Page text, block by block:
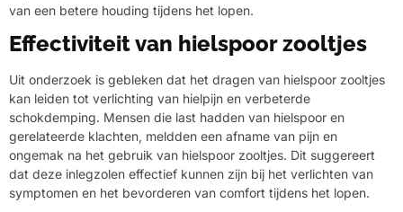
van een betere houding tijdens het lopen.
Effectiviteit van hielspoor zooltjes
Uit onderzoek is gebleken dat het dragen van hielspoor zooltjes
kan leiden tot verlichting van hielpijn en verbeterde
schokdemping. Mensen die last hadden van hielspoor en
gerelateerde klachten, meldden een afname van pijn en
ongemak na het gebruik van hielspoor zooltjes. Dit suggereert
dat deze inlegzolen effectief kunnen zijn bij het verlichten van
symptomen en het bevorderen van comfort tijdens het lopen.